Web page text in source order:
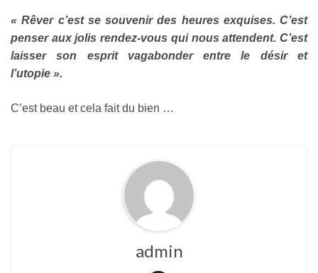
« Rêver c’est se souvenir des heures exquises. C’est
penser aux jolis rendez-vous qui nous attendent. C’est
laisser son esprit vagabonder entre le désir et
l’utopie ».
C’est beau et cela fait du bien …
admin